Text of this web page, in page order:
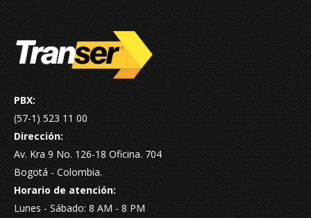
PBX:
(57-1) 523 11 00
Dirección:
Av. Kra 9 No. 126-18 Oficina. 704
Bogotá - Colombia.
Horario de atención:
Lunes - Sábado: 8 AM - 8 PM